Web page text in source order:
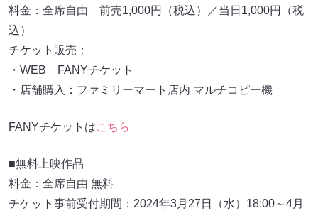
料金：全席自由 前売1,000円（税込）／当日1,000円（税
込）
チケット販売：
・WEB FANYチケット
・店舗購入：ファミリーマート店内 マルチコピー機
FANYチケットはこちら
■無料上映作品
料金：全席自由 無料
チケット事前受付期間：2024年3月27日（水）18:00～4月